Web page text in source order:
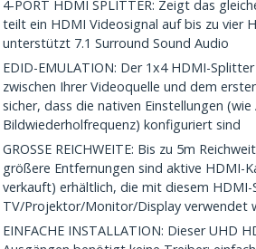
4-PORT HDMI SPLITTER: Zeigt das
teilt ein HDMI Videosignal auf bis zu vier
unterstützt 7.1 Surround Sound Audio
EDID-EMULATION: Der 1x4 HDMI-
zwischen Ihrer Videoquelle und dem
sicher, dass die nativen Einstellungen
Bildwiederholfrequenz) konfiguriert sind
GROSSE REICHWEITE: Bis zu 5m
größere Entfernungen sind aktive HDMI-
verkauft) erhältlich, die mit diesem
TV/Projektor/Monitor/Display verwendet
EINFACHE INSTALLATION: Dieser UHD